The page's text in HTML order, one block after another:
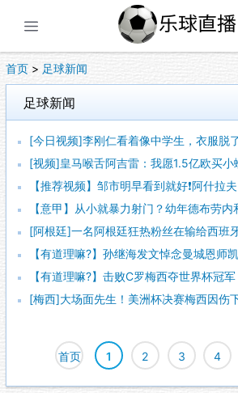
首页 > 足球新闻
足球新闻
[今日视频]李刚仁看着像中学生，衣服脱了身材吊炸天
[视频]皇马喉舌阿吉雷：我愿1.5亿欧买小蜘蛛，2
【推荐视频】邹市明早看到就好❗阿什拉夫：钱都归我
【意甲】从小就暴力射门？幼年德布劳内
[阿根廷]一名阿根廷狂热粉丝在输给西班牙后，将
【有道理嘛?】孙继海发文悼念曼城恩师凯文·基冈：一
【有道理嘛?】击败C罗梅西夺世界杯冠军！ESPN
[梅西]大场面先生！美洲杯决赛梅西因伤下场，劳
首页 1 2 3 4